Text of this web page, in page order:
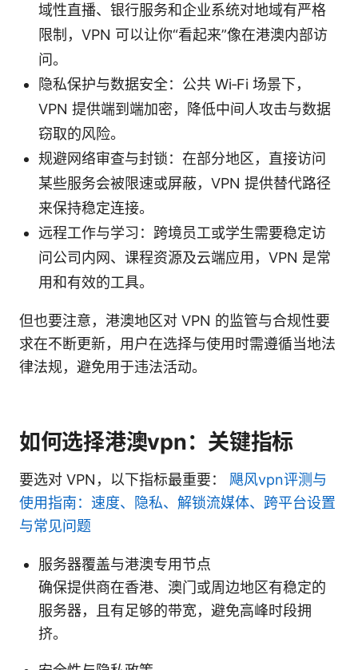
域性直播、银行服务和企业系统对地域有严格
限制，VPN 可以让你“看起来”像在港澳内部访
问。
隐私保护与数据安全：公共 Wi‑Fi 场景下，
VPN 提供端到端加密，降低中间人攻击与数据
窃取的风险。
规避网络审查与封锁：在部分地区，直接访问
某些服务会被限速或屏蔽，VPN 提供替代路径
来保持稳定连接。
远程工作与学习：跨境员工或学生需要稳定访
问公司内网、课程资源及云端应用，VPN 是常
用和有效的工具。
但也要注意，港澳地区对 VPN 的监管与合规性要
求在不断更新，用户在选择与使用时需遵循当地法
律法规，避免用于违法活动。
如何选择港澳vpn：关键指标
要选对 VPN，以下指标最重要： 飓风vpn评测与
使用指南：速度、隐私、解锁流媒体、跨平台设置
与常见问题
服务器覆盖与港澳专用节点
确保提供商在香港、澳门或周边地区有稳定的
服务器，且有足够的带宽，避免高峰时段拥
挤。